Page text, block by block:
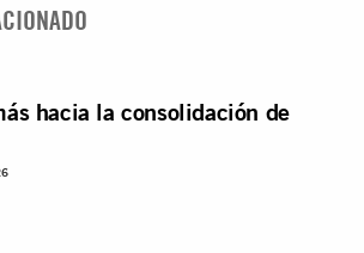
hacia la consolidación de